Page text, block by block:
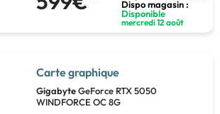
Dispo magasin :
Disponible
mercredi 12 août
Carte graphique
GigabyteGeForce RTX 5050
WINDFORCE OC 8G